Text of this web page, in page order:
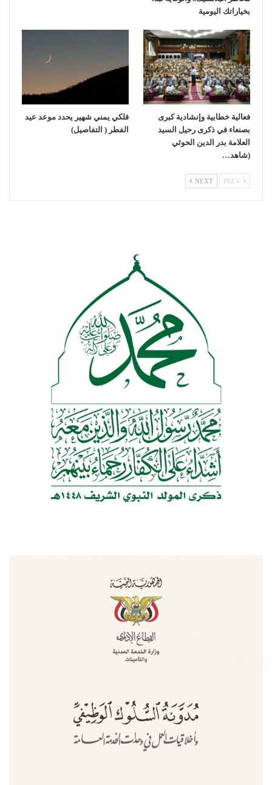
بخياراتك اليومية
فعالية خطابية وإنشادية كبرى
بصنعاء في ذكرى رحيل السيد
العلامة بدر الدين الحوثي
(شاهد…
فلكي يمني شهير يحدد موعد عيد
الفطر ( التفاصيل)
NEXT